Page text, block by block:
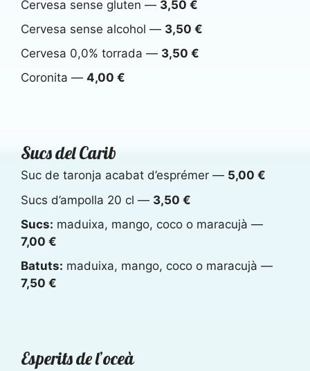
Cervesa sense gluten — 3,50 €
Cervesa sense alcohol — 3,50 €
Cervesa 0,0% torrada — 3,50 €
Coronita — 4,00 €
Sucs del Carib
Suc de taronja acabat d’esprémer — 5,00 €
Sucs d’ampolla 20 cl — 3,50 €
Sucs: maduixa, mango, coco o maracujà —
7,00 €
Batuts: maduixa, mango, coco o maracujà —
7,50 €
Esperits de l’oceà